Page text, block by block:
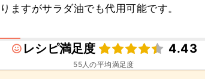
ますがサラダ油でも代用可能です。
レシピ満足度
4.43
55人の平均満足度